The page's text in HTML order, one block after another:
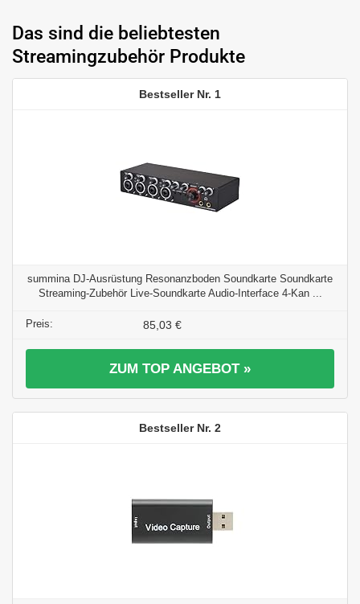
Das sind die beliebtesten
Streamingzubehör Produkte
1
summina DJ-Ausrüstung Resonanzboden Soundkarte Soundkarte
Streaming-Zubehör Live-Soundkarte Audio-Interface 4-Kan ...
85,03 €
ZUM TOP ANGEBOT »
2